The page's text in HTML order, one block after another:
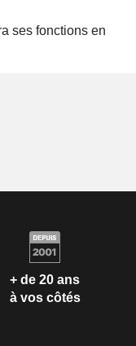
ses fonctions en
+ de 20 ans
à vos côtés